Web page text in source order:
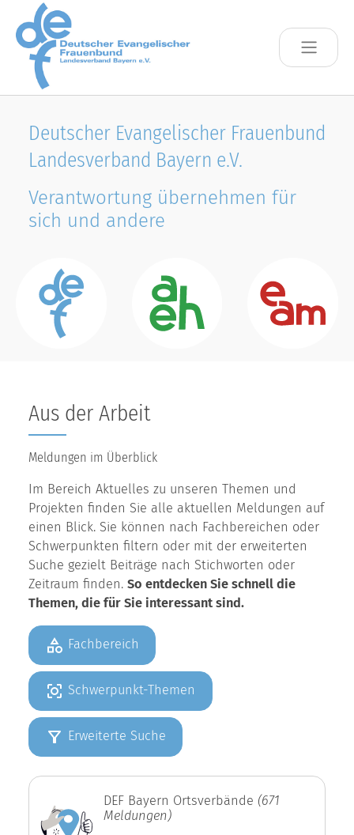
Skip to main content
Deutscher Evangelischer Frauenbund
Landesverband Bayern e.V.
Verantwortung übernehmen für
sich und andere
Aus der Arbeit
Meldungen im Überblick
Im Bereich Aktuelles zu unseren Themen und
Projekten finden Sie alle aktuellen Meldungen auf
einen Blick. Sie können nach Fachbereichen oder
Schwerpunkten filtern oder mit der erweiterten
Suche gezielt Beiträge nach Stichworten oder
Zeitraum finden. So entdecken Sie schnell die
Themen, die für Sie interessant sind.
Fachbereich
Schwerpunkt-Themen
Erweiterte Suche
DEF Bayern Ortsverbände (671
Meldungen)